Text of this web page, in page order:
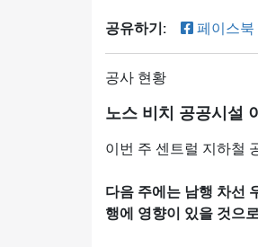
공유하기: 페이스북
공사 현황
노스 비치 공공시설
이번 주 센트럴 지하철
다음 주에는 남행 차선
행에 영향이 있을 것으